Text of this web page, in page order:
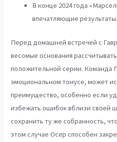
В конце 2024 года
впечатляющие результаты.
Перед домашней встречей с
весомые основания
положительной серии. Команда
эмоциональном тонусе, может
преимущество, особенно если
избежать ошибок вблизи своей
сохранить ту же собранность,
этом случае Осер способен